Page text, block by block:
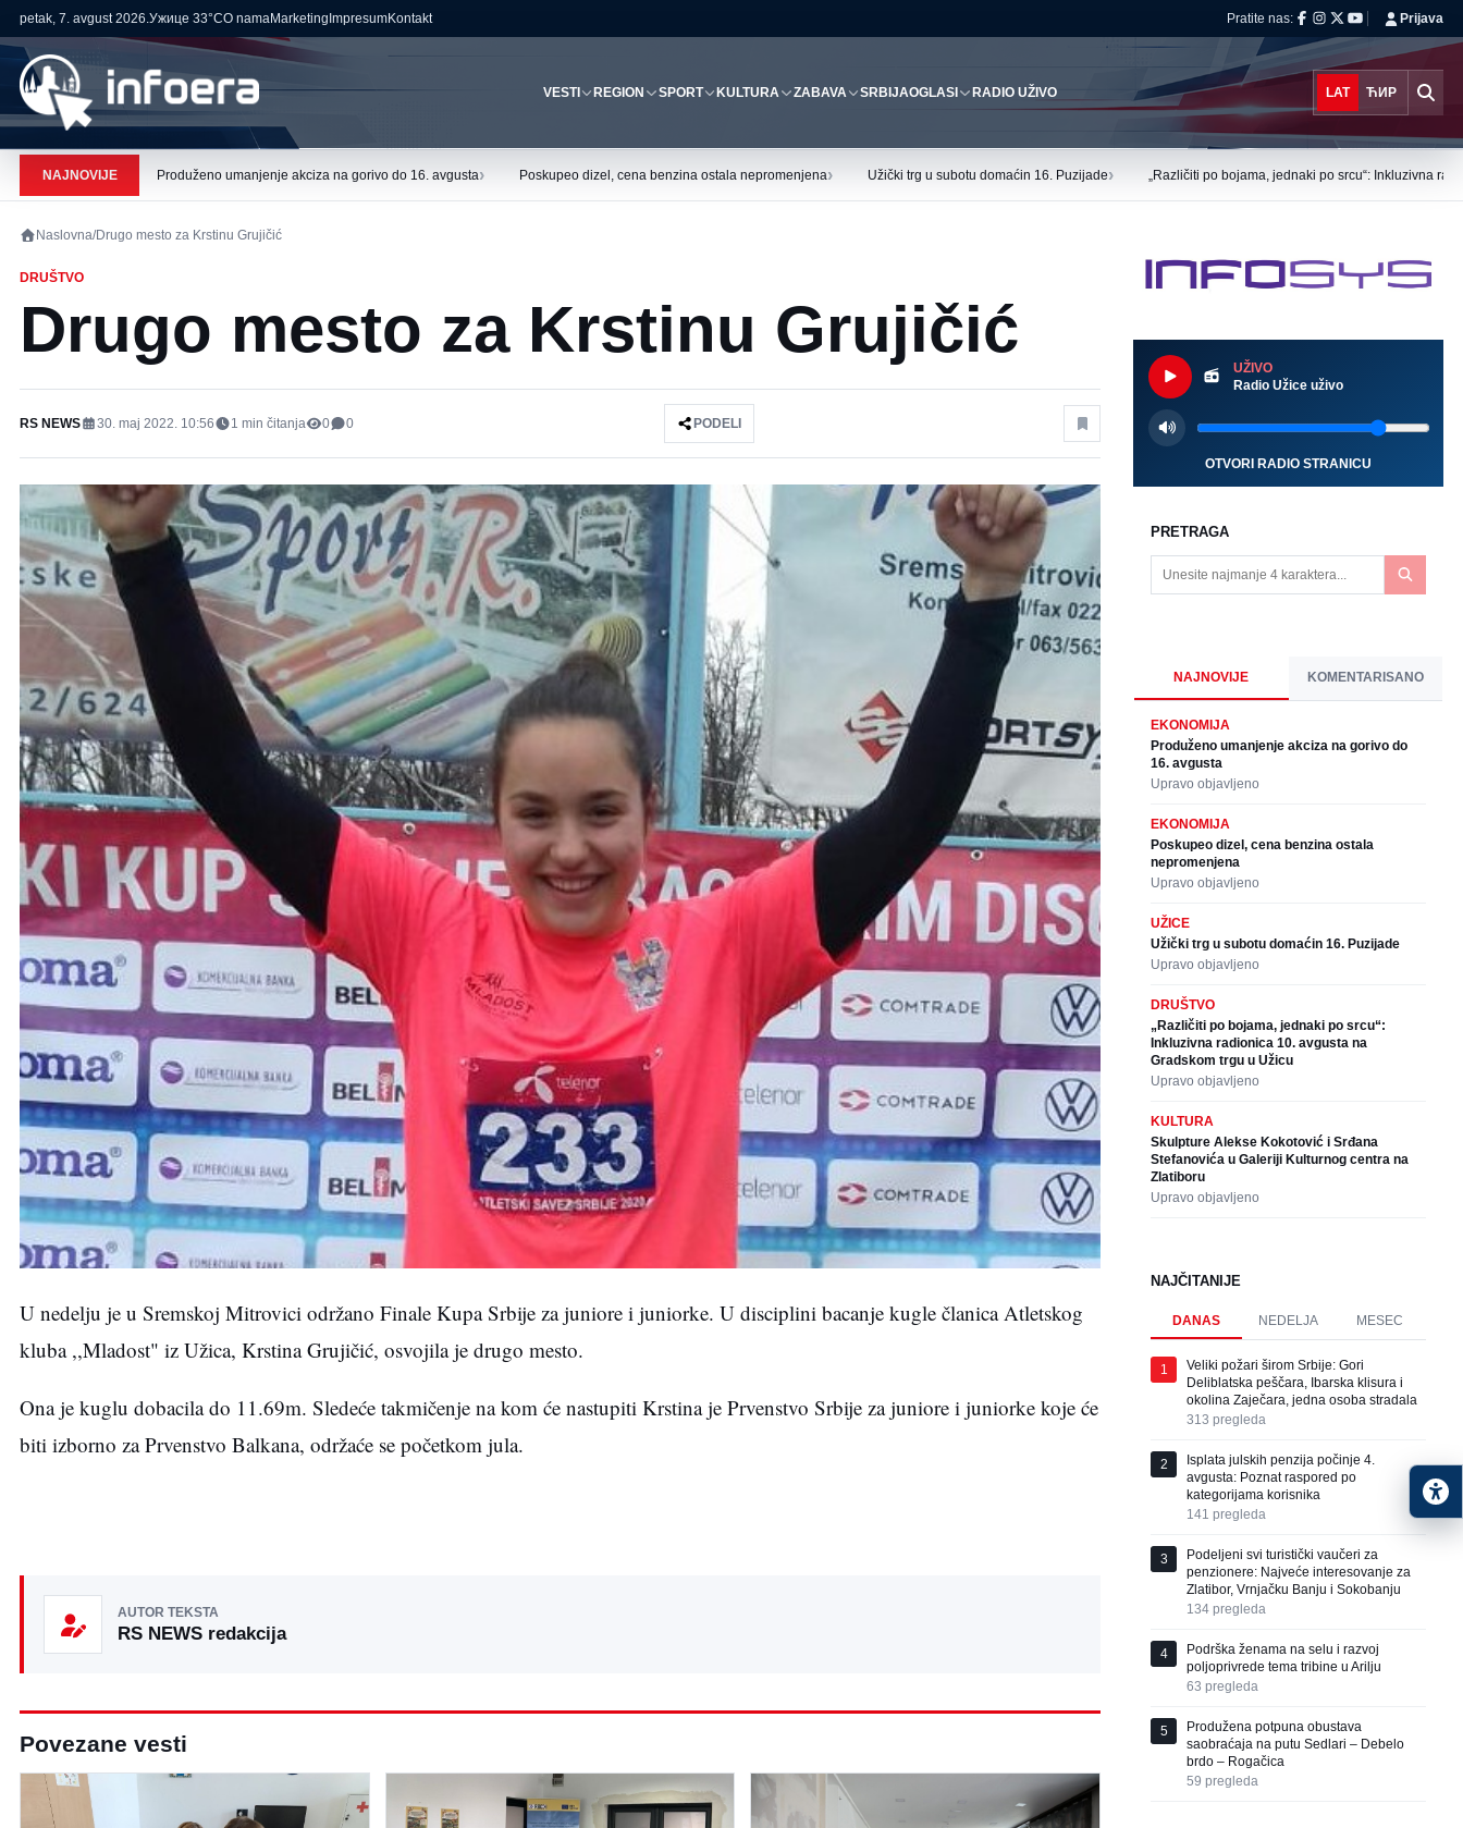
petak, 7. avgust 2026.Ужице 33°CO namaMarketing ImpresumKontakt Pratite nas: Prijava
VESTI REGION SPORT KULTURA ZABAVA SRBIJAOGLASI RADIO UŽIVO LAT ЋИР
NAJNOVIJE Produženo umanjenje akciza na gorivo do 16. avgusta› Poskupeo dizel, cena benzina ostala nepromenjena› Užički trg u subotu domaćin 16. Puzijade› „Različiti po bojama, jednaki po srcu“: Inkluzivna
Naslovna/Drugo mesto za Krstinu Grujičić
DRUŠTVO
Drugo mesto za Krstinu Grujičić
RS NEWS 30. maj 2022. 10:56 1 min čitanja 0 0 PODELI
U nedelju je u Sremskoj Mitrovici održano Finale Kupa Srbije za juniore i juniorke. U disciplini bacanje kugle članica Atletskog
kluba ,,Mladost" iz Užica, Krstina Grujičić, osvojila je drugo mesto.
Ona je kuglu dobacila do 11.69m. Sledeće takmičenje na kom će nastupiti Krstina je Prvenstvo Srbije za juniore i juniorke koje će
biti izborno za Prvenstvo Balkana, održaće se početkom jula.
AUTOR TEKSTA
RS NEWS redakcija
Povezane vesti
UŽIVO
Radio Užice uživo
OTVORI RADIO STRANICU
PRETRAGA
NAJNOVIJE KOMENTARISANO
EKONOMIJA
Produženo umanjenje akciza na gorivo do
16. avgusta
Upravo objavljeno
EKONOMIJA
Poskupeo dizel, cena benzina ostala
nepromenjena
Upravo objavljeno
UŽICE
Užički trg u subotu domaćin 16. Puzijade
Upravo objavljeno
DRUŠTVO
„Različiti po bojama, jednaki po srcu“:
Inkluzivna radionica 10. avgusta na
Gradskom trgu u Užicu
Upravo objavljeno
KULTURA
Skulpture Alekse Kokotović i Srđana
Stefanovića u Galeriji Kulturnog centra na
Zlatiboru
Upravo objavljeno
NAJČITANIJE
DANAS NEDELJA MESEC
1
Veliki požari širom Srbije: Gori
Deliblatska peščara, Ibarska klisura i
okolina Zaječara, jedna osoba stradala
313 pregleda
2
Isplata julskih penzija počinje 4.
avgusta: Poznat raspored po
kategorijama korisnika
141 pregleda
3
Podeljeni svi turistički vaučeri za
penzionere: Najveće interesovanje za
Zlatibor, Vrnjačku Banju i Sokobanju
134 pregleda
4
Podrška ženama na selu i razvoj
poljoprivrede tema tribine u Arilju
63 pregleda
5
Produžena potpuna obustava
saobraćaja na putu Sedlari – Debelo
brdo – Rogačica
59 pregleda